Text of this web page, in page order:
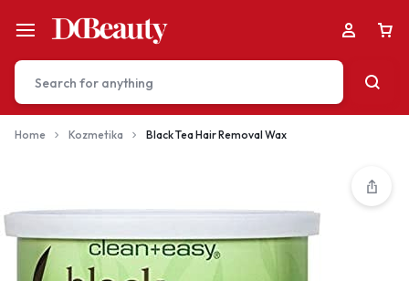
Don't miss out on great deals! Start shopping or
Sign in to view products added.
Home Kozmetika Black Tea Hair Removal Wax